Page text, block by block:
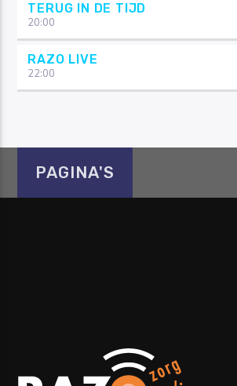
TERUG IN DE TIJD
20:00
RAZO LIVE
22:00
PAGINA'S